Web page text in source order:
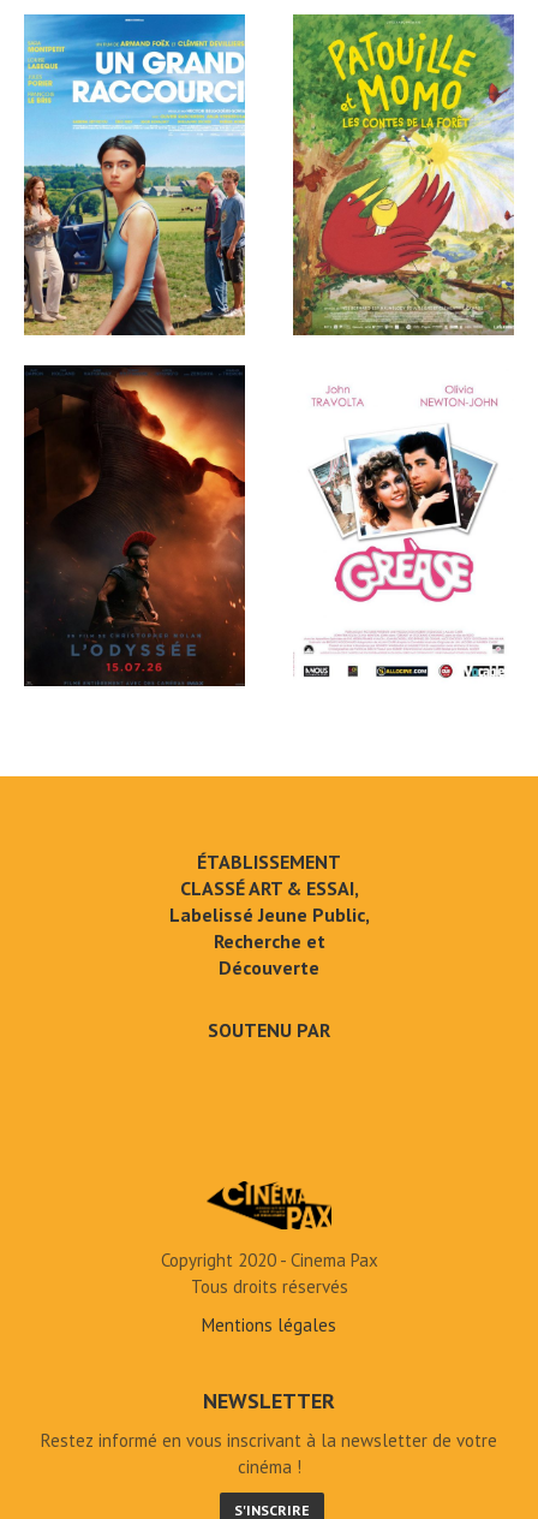
ÉTABLISSEMENT
CLASSÉ ART & ESSAI,
Labelissé Jeune Public,
Recherche et
Découverte
SOUTENU PAR
Copyright 2020 - Cinema Pax
Tous droits réservés
Mentions légales
NEWSLETTER
Restez informé en vous inscrivant à la newsletter de votre
cinéma !
S'INSCRIRE